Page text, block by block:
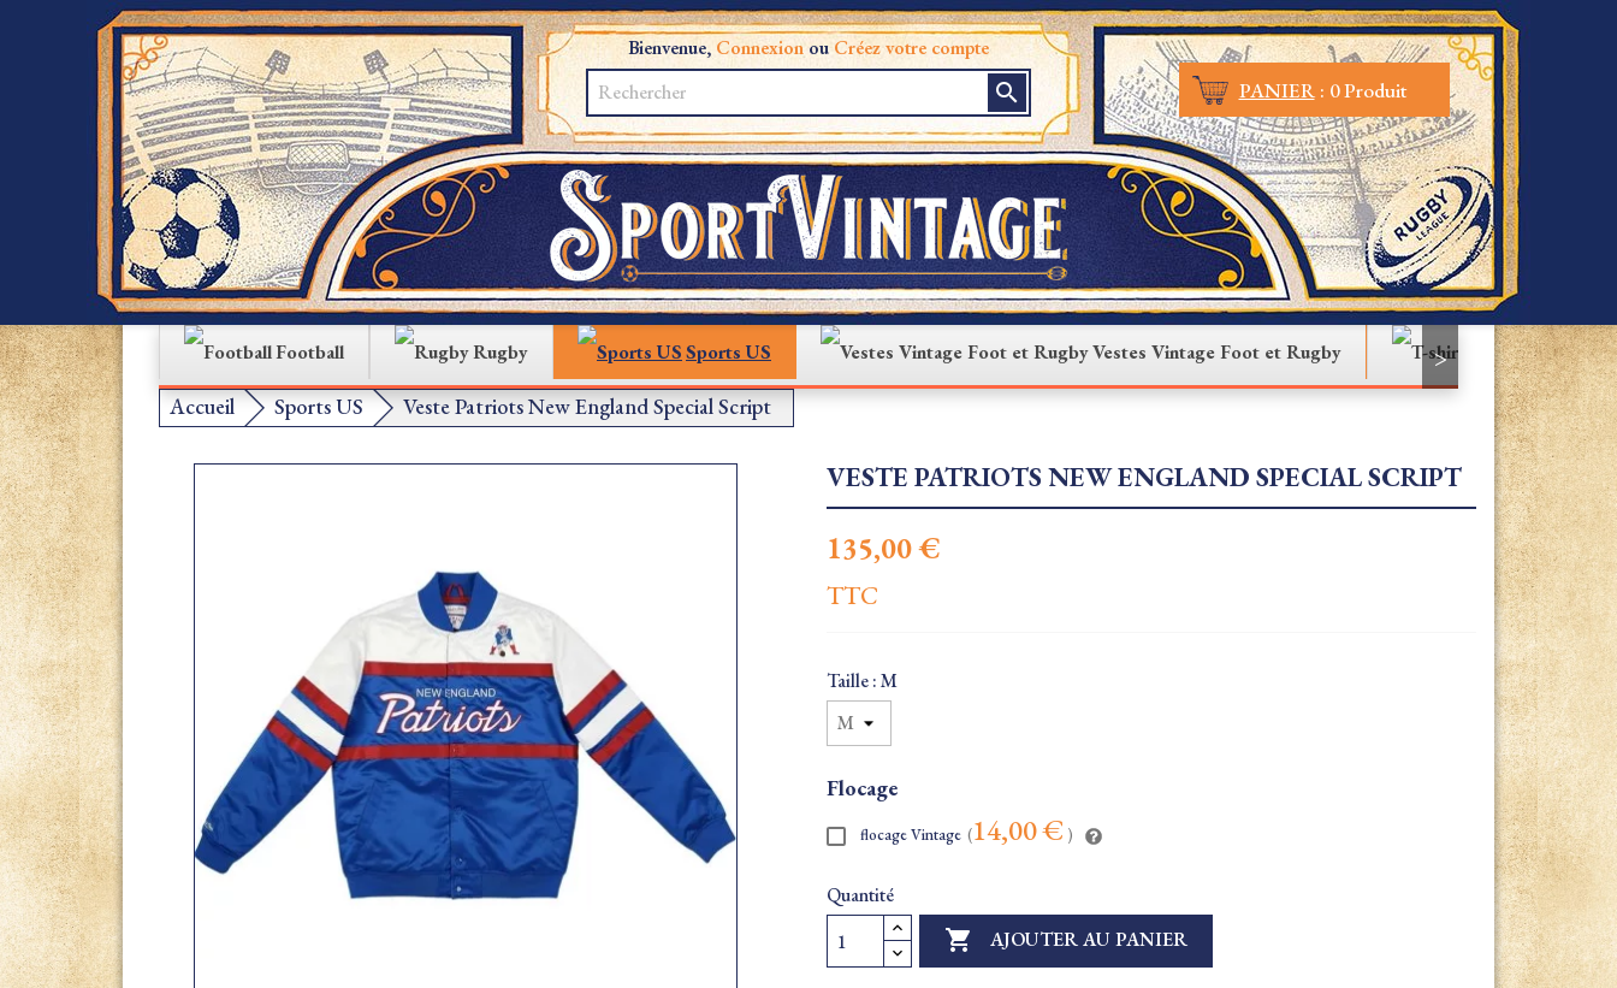
Bienvenue, ConnexionouCréez votre compte
search PANIER: 0 Produit
Football Rugby Sports US Vestes Vintage Foot et Rugby T-shirt
>
Accueil Sports US Veste Patriots New England Special Script
VESTE PATRIOTS NEW ENGLAND SPECIAL SCRIPT
135,00 €
TTC
Taille : M
Flocage
flocage Vintage (14,00 € )
Quantité
 AJOUTER AU PANIER